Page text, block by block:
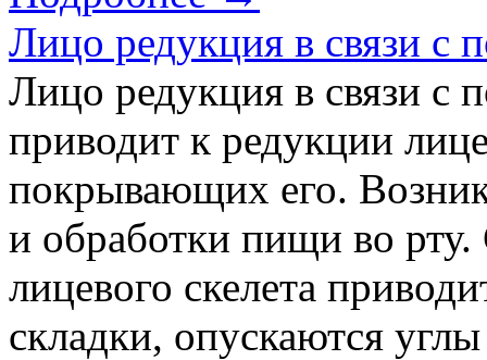
Лицо редукция в связи с
Лицо редукция в связи с
приводит к редукции
покрывающих его.
и обработки пищи во
лицевого скелета
складки, опускаются